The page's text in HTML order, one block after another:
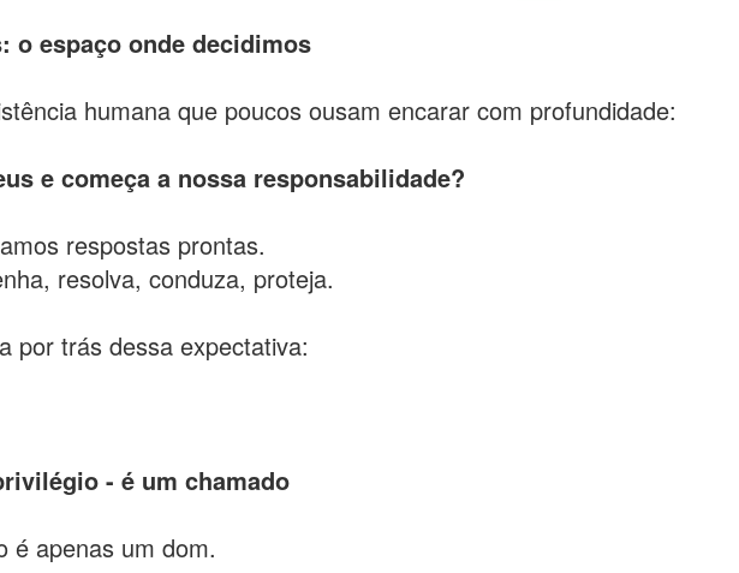
o espaço onde decidimos
humana que poucos ousam encarar com profundidade:
e começa a nossa responsabilidade?
respostas prontas.
resolva, conduza, proteja.
por trás dessa expectativa:
- é um chamado
é apenas um dom.